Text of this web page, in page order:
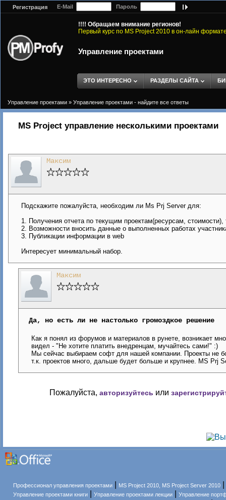
Регистрация E-Mail Пароль
!!!! Обращаем внимание регионов!
Первый курс по MS Project 2010 в он-лайн
Управление проектами
ЭТО ИНТЕРЕСНО РАЗДЕЛЫ САЙТА
Управление проектами » Управление проектами - найдите все ответы
MS Project управление несколькими проектами
Максим
Подскажите пожалуйста, необходим ли Ms Prj Server для:
1. Получения отчета по текущим проектам(ресурсам,
2. Возможности вносить данные о выполненных работах
3. Публикации информации в web
Интересует минимальный набор.
Максим
Да, но есть ли не настолько громоздкое решение
Как я понял из форумов и материалов в рунете, возникает
видел - "Не хотите платить внедренцам, мучайтесь сами!" :)
Мы сейчас выбираем софт для нашей компании. Проекты не
т.к. проектов много, дальше будет больше и крупнее. MS Prj
Пожалуйста, авторизуйтесь или
Профессионал управления проектами MS Project 2010, MS Project Server 2010
Управление проектами книги Управление проектами лекции
Управление